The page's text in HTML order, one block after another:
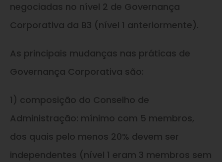
negociadas no nível 2 de Governança
Corporativa da B3 (nível 1 anteriormente).
As principais mudanças nas práticas de
Governança Corporativa são:
1) composição do Conselho de
Administração: mínimo com 5 membros,
dos quais pelo menos 20% devem ser
independentes (nível 1 eram 3 membros sem